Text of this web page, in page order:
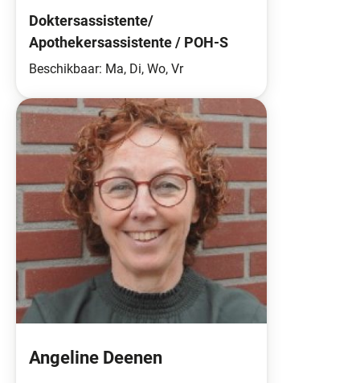
Doktersassistente/
Apothekersassistente / POH-S
Beschikbaar: Ma, Di, Wo, Vr
Angeline Deenen